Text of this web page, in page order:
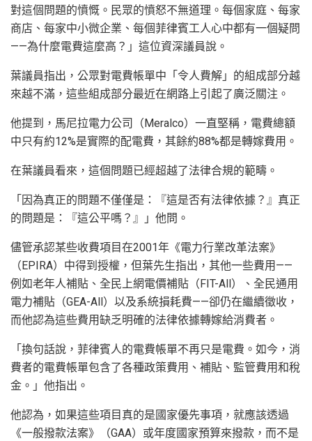
對這個問題的憤慨。民眾的憤怒不無道理。每個家庭、每家
商店、每家中小微企業、每個菲律賓工人心中都有一個疑問
——為什麼電費這麼高？」這位資深議員說。
葉議員指出，公眾對電費帳單中「令人費解」的組成部分越
來越不滿，這些組成部分最近在網路上引起了廣泛關注。
他提到，馬尼拉電力公司（Meralco）一直堅稱，電費總額
中只有約12%是實際的配電費，其餘約88%都是轉嫁費用。
在葉議員看來，這個問題已經超越了法律合規的範疇。
「因為真正的問題不僅僅是：『這是否有法律依據？』真正
的問題是：『這公平嗎？』」他問。
儘管承認某些收費項目在2001年《電力行業改革法案》
（EPIRA）中得到授權，但葉先生指出，其他一些費用——
例如老年人補貼、全民上網電價補貼（FIT-All）、全民通用
電力補貼（GEA-All）以及系統損耗費——卻仍在繼續徵收，
而他認為這些費用缺乏明確的法律依據轉嫁給消費者。
「換句話說，菲律賓人的電費帳單不再只是電費。如今，消
費者的電費帳單包含了各種政策費用、補貼、監管費用和稅
金。」他指出。
他認為，如果這些項目真的是國家優先事項，就應該透過
《一般撥款法案》（GAA）或年度國家預算來撥款，而不是